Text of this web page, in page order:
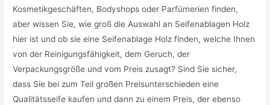
Kosmetikgeschäften, Bodyshops oder Parfümerien finden,
aber wissen Sie, wie groß die Auswahl an Seifenablagen Holz
hier ist und ob sie eine Seifenablage Holz finden, welche Ihnen
von der Reinigungsfähigkeit, dem Geruch, der
Verpackungsgröße und vom Preis zusagt? Sind Sie sicher,
dass Sie bei zum Teil großen Preisunterschieden eine
Qualitätsseife kaufen und dann zu einem Preis, der ebenso